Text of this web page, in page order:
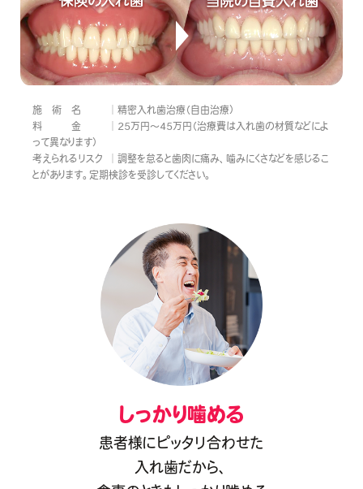
施 術 名
精密入れ歯治療（自由治療）
料 金
25万円～45万円（治療費は入れ歯の材質などによ
って異なります）
考えられるリスク
調整を怠ると歯肉に痛み、噛みにくさなどを感じるこ
とがあります。定期検診を受診してください。
しっかり噛める
患者様にピッタリ合わせた
入れ歯だから、